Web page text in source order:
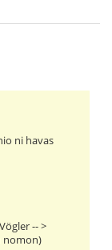
ni havas
-- >
nomon)